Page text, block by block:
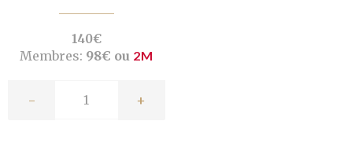
140€
Membres: 98€ ou 2M
- +